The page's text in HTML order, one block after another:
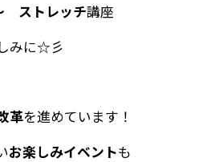
ストレッチ講座
みに☆彡
革を進めています！
お楽しみイベントも